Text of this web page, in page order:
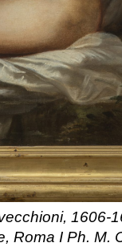
1606-
Roma I Ph. M.